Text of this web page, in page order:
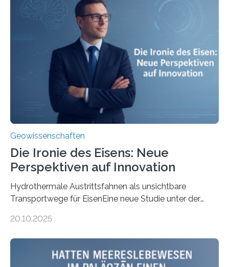
Geowissenschaften
Die Ironie des Eisens: Neue
Perspektiven auf Innovation
Hydrothermale Austrittsfahnen als unsichtbare
Transportwege für EisenEine neue Studie unter der
Umweltwissenschaften der Universität Bremen –
Meeresboden die Eisenverfügbarkeit und den globalen
Stoffkreislauf im Ozean prägen. Die Überblicksstudie
20.10.2025